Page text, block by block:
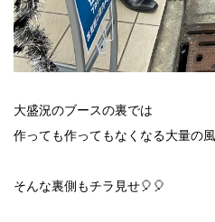
大盛況のブースの裏では
作っても作ってもなくなる大量の
そんな裏側もチラ見せ🎈🎈